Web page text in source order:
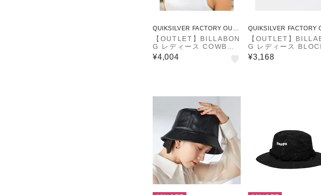
QUIKSILVER FACTORY OUTL
ET STORE
【OUTLET】BILLABON
G レディース COWBOY
ハット 【2025年春夏モ
デル】
¥4,004
QUIKSILVER FACTORY
ET STORE
【OUTLET】
G レディース
HECK CHENILLE ハ
ト BLK 【2024年秋
¥3,168